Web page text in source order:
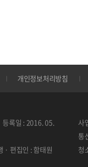
개인정보처리방침
등록일 : 2016. 05.
· 편집인 : 함태원
사
통
청